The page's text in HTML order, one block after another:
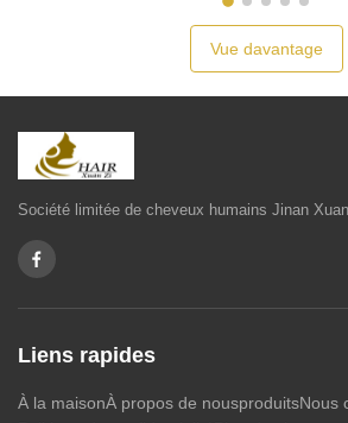
Vue davantage
Société limitée de cheveux humains Jinan
Liens rapides
À la maisonÀ propos de nousproduitsNous